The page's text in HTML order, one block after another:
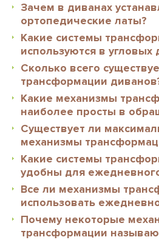
Зачем в диванах
ортопедические латы?
Какие системы
используются в угловых
Сколько всего
трансформации
Какие механизмы
наиболее просты в
Существует ли
механизмы
Какие системы
удобны для
Все ли механизмы
использовать
Почему некоторые
трансформации